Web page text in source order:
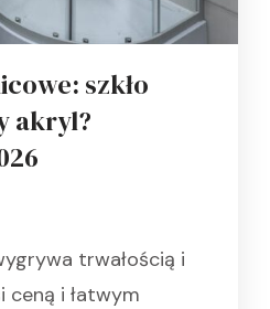
szkło
akryl?
trwałością i
ceną i łatwym